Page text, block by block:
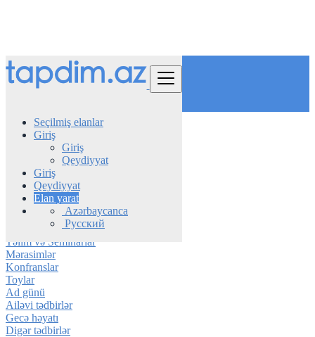
Seçilmiş elanlar
Giriş
Giriş
Qeydiyyat
Giriş
Qeydiyyat
Elan yarat
Azərbaycanca
Русский
Azerbaijan
Tədbirlər
Ticari tədbirlər
Konsertlər və Festivallar
Şəbəkə və Görüşlər
İdman və açıq hava tədbirləri
Ticari tədbirlər
Təlim və Seminarlar
Mərasimlər
Konfranslar
Toylar
Ad günü
Ailəvi tədbirlər
Gecə həyatı
Digər tədbirlər